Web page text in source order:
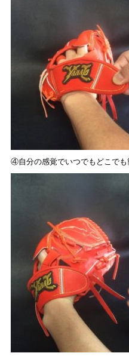
④自分の感覚でいつでもどこでも